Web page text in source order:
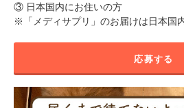
③ 日本国内にお住いの方
※「メディサプリ」のお届けは日本国
応募する